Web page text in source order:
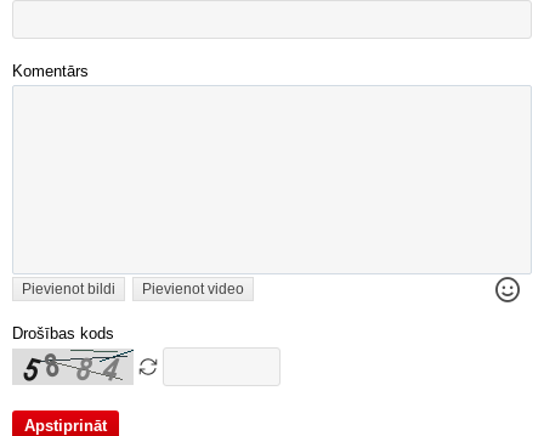
Komentārs
Pievienot bildi Pievienot video
Drošības kods